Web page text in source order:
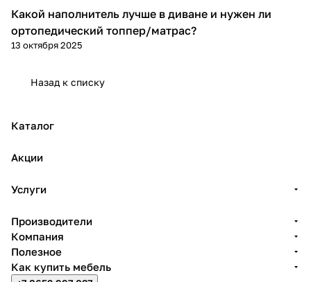
Диваны и кресла
Какой наполнитель лучше в диване и нужен ли
ортопедический топпер/матрас?
13 октября 2025
Назад к списку
Каталог
Акции
Услуги
Производители
Компания
Полезное
Как купить мебель